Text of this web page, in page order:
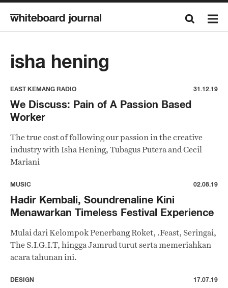
isha hening
EAST KEMANG RADIO 31.12.19
We Discuss: Pain of A Passion Based
Worker
The true cost of following our passion in the creative
industry with Isha Hening, Tubagus Putera and Cecil
Mariani
MUSIC 02.08.19
Hadir Kembali, Soundrenaline Kini
Menawarkan Timeless Festival Experience
Mulai dari Kelompok Penerbang Roket, .Feast, Seringai,
The S.I.G.I.T, hingga Jamrud turut serta memeriahkan
acara tahunan ini.
DESIGN 17.07.19